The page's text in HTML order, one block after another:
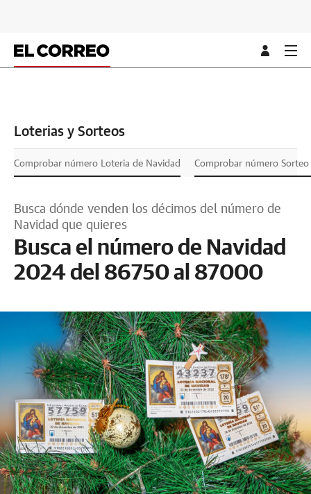
Loterias y Sorteos
Comprobar número Loteria de Navidad Comprobar número
Busca dónde venden los décimos del número de
Navidad que quieres
Busca el número de Navidad
2024 del 86750 al 87000